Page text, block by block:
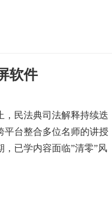
软件
，民法典司法解释持续迭
平台整合多位名师的讲授
已学内容面临”清零”风